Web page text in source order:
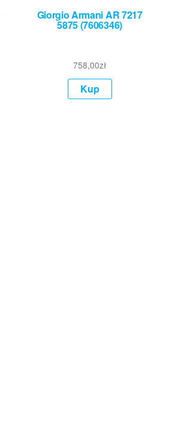
Giorgio Armani AR 7217
5875 (7606346)
758,00zł
Kup